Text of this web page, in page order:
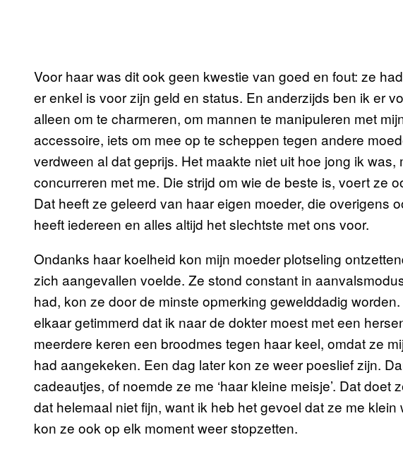
Voor haar was dit ook geen kwestie van goed en fout: ze
er enkel is voor zijn geld en status. En anderzijds ben ik er
alleen om te charmeren, om mannen te manipuleren met
accessoire, iets om mee op te scheppen tegen andere
verdween al dat geprijs. Het maakte niet uit hoe jong ik
concurreren met me. Die strijd om wie de beste is, voert ze
Dat heeft ze geleerd van haar eigen moeder, die overigens
heeft iedereen en alles altijd het slechtste met ons voor.
Ondanks haar koelheid kon mijn moeder plotseling
zich aangevallen voelde. Ze stond constant in
had, kon ze door de minste opmerking gewelddadig
elkaar getimmerd dat ik naar de dokter moest met een
meerdere keren een broodmes tegen haar keel, omdat ze
had aangekeken. Een dag later kon ze weer poeslief zijn.
cadeautjes, of noemde ze me ‘haar kleine meisje’. Dat doet
dat helemaal niet fijn, want ik heb het gevoel dat ze me
kon ze ook op elk moment weer stopzetten.